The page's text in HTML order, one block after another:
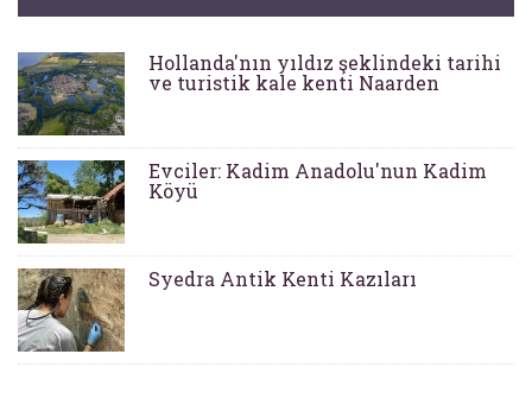
Hollanda'nın yıldız şeklindeki tarihi
ve turistik kale kenti Naarden
Evciler: Kadim Anadolu'nun Kadim
Köyü
Syedra Antik Kenti Kazıları